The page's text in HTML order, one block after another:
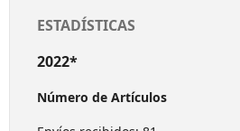
ESTADÍSTICAS
2022*
Número de Artículos